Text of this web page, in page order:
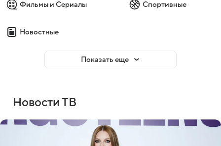
Фильмы и Сериалы Спортивные
Новостные
Показать еще
Новости ТВ